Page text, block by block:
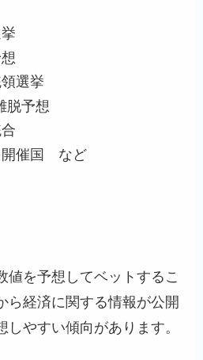
選挙
脱予想
開催国 など
値を予想してベットするこ
ら経済に関する情報が公開
しやすい傾向があります。